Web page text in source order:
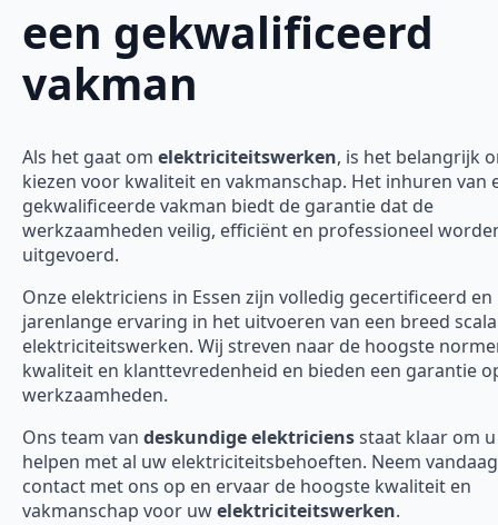
een gekwalificeerd
vakman
Als het gaat om elektriciteitswerken, is het belangrijk
kiezen voor kwaliteit en vakmanschap. Het inhuren van
gekwalificeerde vakman biedt de garantie dat de
werkzaamheden veilig, efficiënt en professioneel
uitgevoerd.
Onze elektriciens in Essen zijn volledig gecertificeerd
jarenlange ervaring in het uitvoeren van een breed
elektriciteitswerken. Wij streven naar de hoogste
kwaliteit en klanttevredenheid en bieden een garantie
werkzaamheden.
Ons team van deskundige elektriciensstaat klaar om
helpen met al uw elektriciteitsbehoeften. Neem
contact met ons op en ervaar de hoogste kwaliteit en
vakmanschap voor uwelektriciteitswerken.